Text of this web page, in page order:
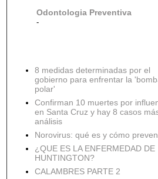
Odontologia Preventiva
-
8 medidas determinadas por el
gobierno para enfrentar la
polar'
Confirman 10 muertes por
en Santa Cruz y hay 8 casos
análisis
Norovirus: qué es y cómo
¿QUE ES LA ENFERMEDAD DE
HUNTINGTON?
CALAMBRES PARTE 2